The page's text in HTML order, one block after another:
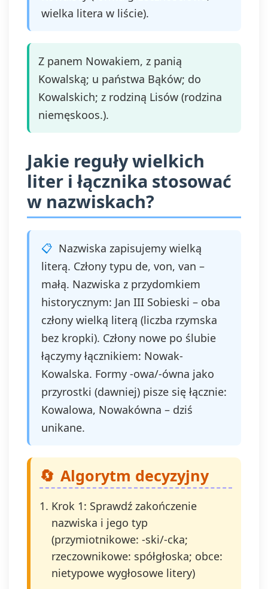
wielka litera w liście).
Z panem Nowakiem, z panią
Kowalską; u państwa Bąków; do
Kowalskich; z rodziną Lisów (rodzina
niemęskoos.).
Jakie reguły wielkich
liter i łącznika stosować
w nazwiskach?
Nazwiska zapisujemy wielką
literą. Człony typu de, von, van –
małą. Nazwiska z przydomkiem
historycznym: Jan III Sobieski – oba
człony wielką literą (liczba rzymska
bez kropki). Człony nowe po ślubie
łączymy łącznikiem: Nowak-
Kowalska. Formy -owa/-ówna jako
przyrostki (dawniej) pisze się łącznie:
Kowalowa, Nowakówna – dziś
unikane.
Algorytm decyzyjny
Krok 1: Sprawdź zakończenie
nazwiska i jego typ
(przymiotnikowe: -ski/-cka;
rzeczownikowe: spółgłoska; obce:
nietypowe wygłosowe litery)